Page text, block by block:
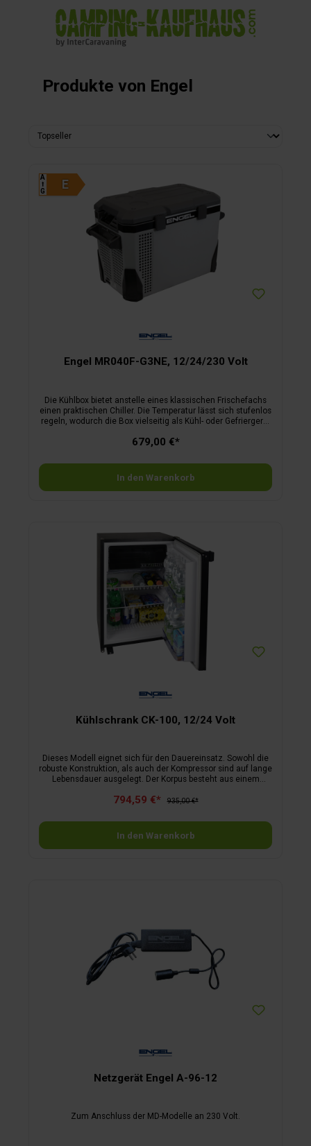
springen
Produkte von Engel
A
⭡
G
Engel MR040F-G3NE, 12/24/230 Volt
Die Kühlbox bietet anstelle eines klassischen Frischefachs
einen praktischen Chiller. Die Temperatur lässt sich stufenlos
regeln, wodurch die Box vielseitig als Kühl- oder Gefriergerät
Kondenswasserbildung und dank ihrer Elektronik benötigt sie
Einsatz macht.Technische Daten:Nutzinhalt 40 Liter,
Stromversorgung 12/24/230 Volt mit Vorrangschaltung,
stufenlos regelbar zwischen -18 °C und +20 °C,
Stromverbrauch 0,4 Ah, Maße B 63 x H 47 x T 39,4 cm,
679,00 €*
In den Warenkorb
Kühlschrank CK-100, 12/24 Volt
Dieses Modell eignet sich für den Dauereinsatz. Sowohl die
robuste Konstruktion, als auch der Kompressor sind auf lange
Lebensdauer ausgelegt. Der Korpus besteht aus einem
Gehäuse ist grau einbrennlackiert, die mit wechselbarem
selbst ist schwarz glänzend, das Dekor kann gewechselt
werden. Zusätzlich verfügt der Kompressorkühlschrank über
ein geräumiges **-Frosterfach. Mit dem optional erhältlichen
Einbaurahmen kann das Gerät auch als Einbaukühlschrank
794,59 €* 935,00 €*
In den Warenkorb
Netzgerät Engel A-96-12
Zum Anschluss der MD-Modelle an 230 Volt.